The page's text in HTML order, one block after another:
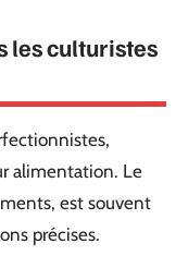
les culturistes
alimentation. Le
est souvent
précises.